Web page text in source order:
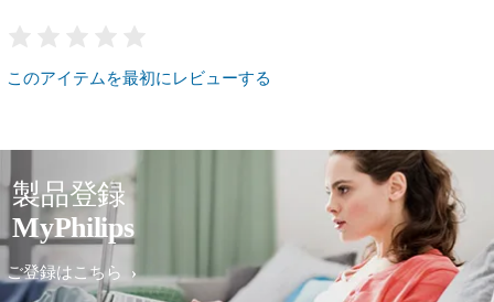
このアイテムを最初にレビューする
製品登録
MyPhilips
ご登録はこちら